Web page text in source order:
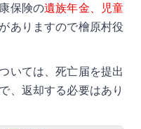
保険の遺族年金、児童
ありますので檜原村役
いては、死亡届を提出
、返却する必要はあり